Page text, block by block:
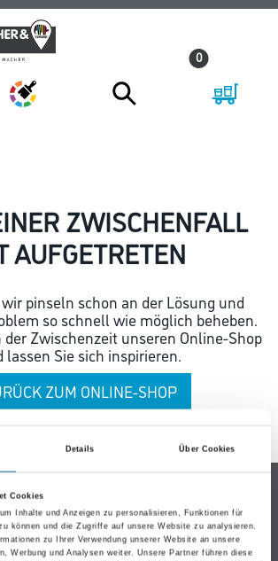
Details Über Cookies
Cookies
Inhalte und Anzeigen zu personalisieren, Funktionen für
können und die Zugriffe auf unsere Website zu analysieren.
zu Ihrer Verwendung unserer Website an unsere
Werbung und Analysen weiter. Unsere Partner führen diese
0
ZWISCHENFALL
AUFGETRETEN
pinseln schon an der Lösung und
so schnell wie möglich beheben.
der Zwischenzeit unseren Online-Shop
lassen Sie sich inspirieren.
ZUM ONLINE-SHOP